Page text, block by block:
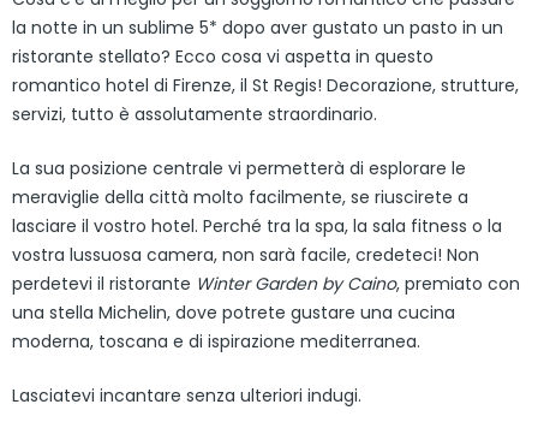
la notte in un sublime 5* dopo aver gustato un pasto in un
ristorante stellato? Ecco cosa vi aspetta in questo
romantico hotel di Firenze, il St Regis! Decorazione, strutture,
servizi, tutto è assolutamente straordinario.
La sua posizione centrale vi permetterà di esplorare le
meraviglie della città molto facilmente, se riuscirete a
lasciare il vostro hotel. Perché tra la spa, la sala fitness o la
vostra lussuosa camera, non sarà facile, credeteci! Non
perdetevi il ristorante Winter Garden by Caino, premiato con
una stella Michelin, dove potrete gustare una cucina
moderna, toscana e di ispirazione mediterranea.
Lasciatevi incantare senza ulteriori indugi.